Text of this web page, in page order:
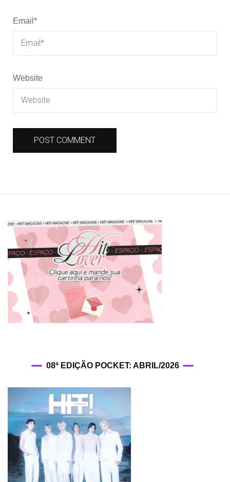
Email *
Website
08ª EDIÇÃO POCKET: ABRIL/2026